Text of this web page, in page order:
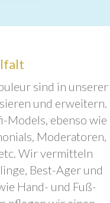
sind in unserer
und erweitern.
Models, ebenso wie
Moderatoren,
Wir vermitteln
Best-Ager und
Hand- und Fuß-